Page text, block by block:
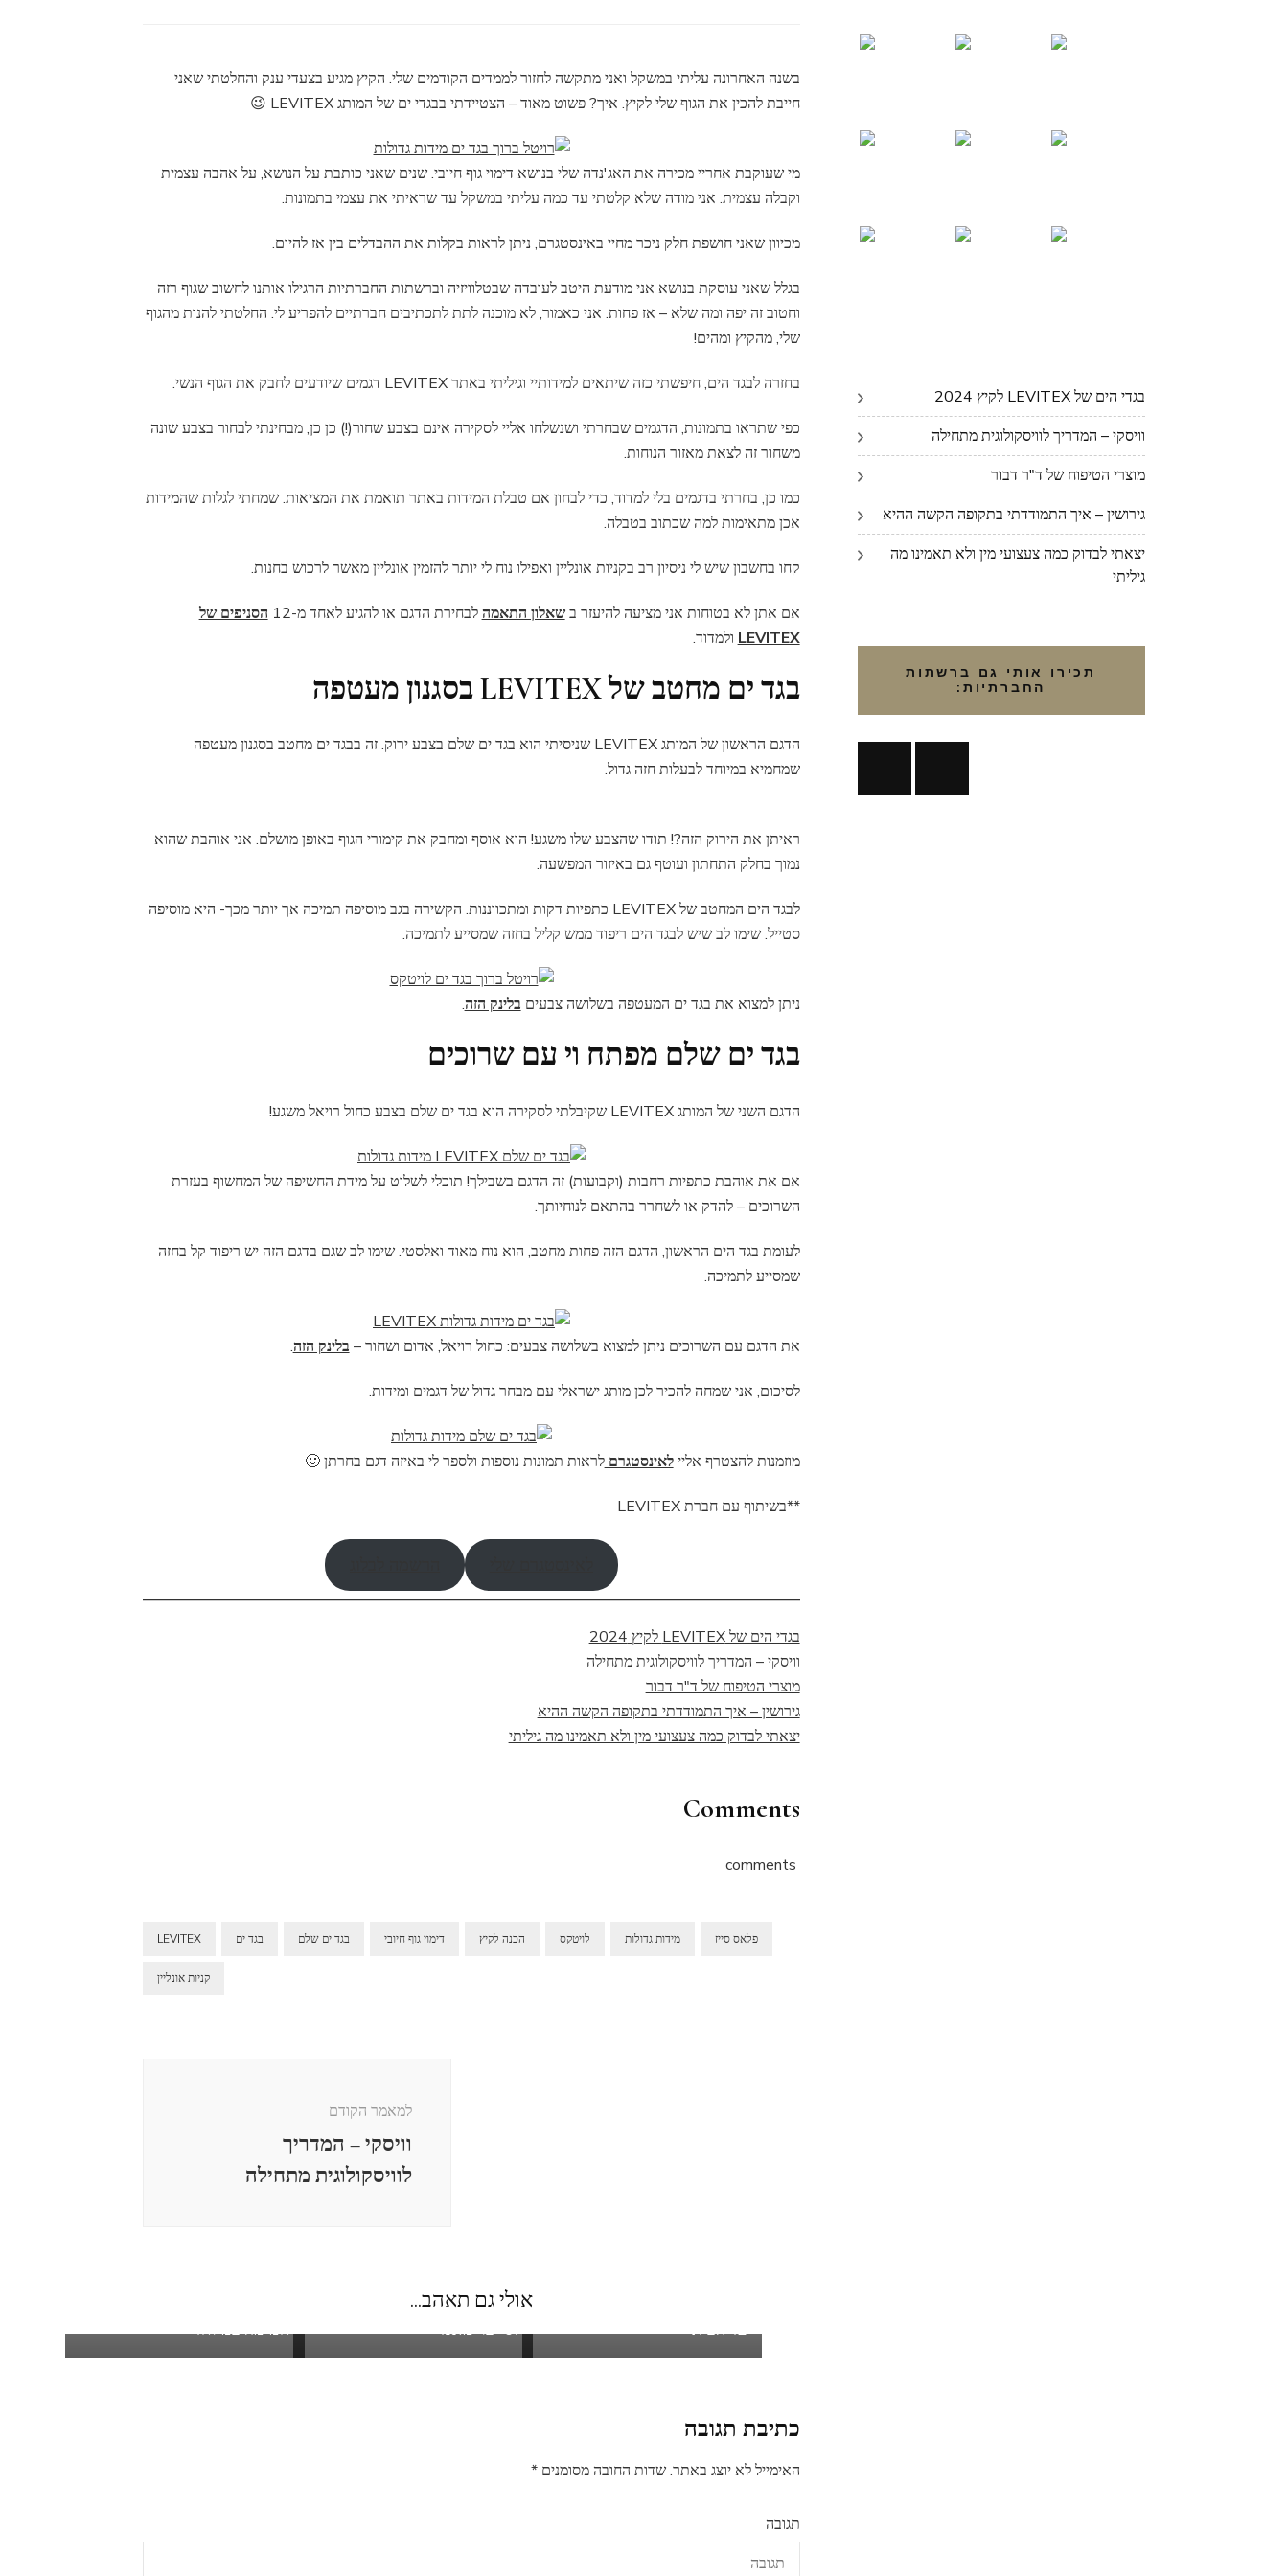
LEVITEX
2024
בשנה האחרונה עליתי במשקל ואני מתקשה לחזור לממדים הקודמים שלי. הקיץ מגיע בצעדי ענק והחלטתי שאני
חייבת להכין את הגוף שלי לקיץ. איך? פשוט מאוד – הצטיידתי בבגדי ים של המותג LEVITEX 😉
מי שעוקבת אחריי מכירה את האג'נדה שלי בנושא דימוי גוף חיובי. שנים שאני כותבת על הנושא, על אהבה עצמית
וקבלה עצמית. אני מודה שלא קלטתי עד כמה עליתי במשקל עד שראיתי את עצמי בתמונות.
מכיוון שאני חושפת חלק ניכר מחיי באינסטגרם, ניתן לראות בקלות את ההבדלים בין אז להיום.
בגלל שאני עוסקת בנושא אני מודעת היטב לעובדה שבטלוויזיה וברשתות החברתיות הרגילו אותנו לחשוב שגוף רזה
וחטוב זה יפה ומה שלא – אז פחות. אני כאמור, לא מוכנה לתת לתכתיבים חברתיים להפריע לי. החלטתי להנות מהגוף
שלי, מהקיץ ומהים!
בחזרה לבגד הים, חיפשתי כזה שיתאים למידותיי וגיליתי באתר LEVITEX דגמים שיודעים לחבק את הגוף הנשי.
כפי שתראו בתמונות, הדגמים שבחרתי ושנשלחו אליי לסקירה אינם בצבע שחור(!) כן כן, מבחינתי לבחור בצבע שונה
משחור זה לצאת מאזור הנוחות.
כמו כן, בחרתי בדגמים בלי למדוד, כדי לבחון אם טבלת המידות באתר תואמת את המציאות. שמחתי לגלות שהמידות
אכן מתאימות למה שכתוב בטבלה.
קחו בחשבון שיש לי ניסיון רב בקניות אונליין ואפילו נוח לי יותר להזמין אונליין מאשר לרכוש בחנות.
אם אתן לא בטוחות אני מציעה להיעזר בשאלון התאמהלבחירת הדגם או להגיע לאחד מ-12
הסניפים של
LEVITEX ולמדוד.
בגד ים מחטב של LEVITEX בסגנון מעטפה
הדגם הראשון של המותג LEVITEX שניסיתי הוא בגד ים שלם בצבע ירוק. זה בבגד ים מחטב בסגנון מעטפה
שמחמיא במיוחד לבעלות חזה גדול.
ראיתן את הירוק הזה?! תודו שהצבע שלו משגע! הוא אוסף ומחבק את קימורי הגוף באופן מושלם. אני אוהבת שהוא
נמוך בחלק התחתון ועוטף גם באיזור המפשעה.
לבגד הים המחטב של LEVITEX כתפיות דקות ומתכווננות. הקשירה בגב מוסיפה תמיכה אך יותר מכך- היא מוסיפה
סטייל. שימו לב שיש לבגד הים ריפוד ממש קליל בחזה שמסייע לתמיכה.
ניתן למצוא את בגד ים המעטפה בשלושה צבעים בלינק הזה.
בגד ים שלם מפתח וי עם שרוכים
הדגם השני של המותג LEVITEX שקיבלתי לסקירה הוא בגד ים שלם בצבע כחול רויאל משגע!
אם את אוהבת כתפיות רחבות (וקבועות) זה הדגם בשבילך! תוכלי לשלוט על מידת החשיפה של המחשוף בעזרת
השרוכים – להדק או לשחרר בהתאם לנוחיותך.
לעומת בגד הים הראשון, הדגם הזה פחות מחטב, הוא נוח מאוד ואלסטי. שימו לב שגם בדגם הזה יש ריפוד קל בחזה
שמסייע לתמיכה.
את הדגם עם השרוכים ניתן למצוא בשלושה צבעים: כחול רויאל, אדום ושחור – בלינק הזה.
לסיכום, אני שמחה להכיר לכן מותג ישראלי עם מבחר גדול של דגמים ומידות.
מוזמנות להצטרף אליילאינסטגרםלראות תמונות נוספות ולספר לי באיזה דגם בחרתן 🙂
**בשיתוף עם חברת LEVITEX
בגדי הים של LEVITEX לקיץ 2024
וויסקי – המדריך לוויסקולוגית מתחילה
מוצרי הטיפוח של ד"ר דבור
גירושין – איך התמודדתי בתקופה הקשה ההיא
יצאתי לבדוק כמה צעצועי מין ולא תאמינו מה גיליתי
Comments
LEVITEX בגד ים בגד ים שלם דימוי גוף חיובי הכנה לקיץ לויטקס מידות גדולות פלאס סייז
קניות אונליין
למאמר הקודם
וויסקי – המדריך
לוויסקולוגית מתחילה
אולי גם תאהב...
חמימה במיוחד
עדכון מבצעי בלאק פריידיי
וסייבר מאנדיי
עד הבית
כתיבת תגובה
האימייל לא יוצג באתר. שדות החובה מסומנים*
תגובה
בגדי הים של LEVITEX לקיץ 2024
וויסקי – המדריך לוויסקולוגית מתחילה
מוצרי הטיפוח של ד"ר דבור
גירושין – איך התמודדתי בתקופה הקשה ההיא
יצאתי לבדוק כמה צעצועי מין ולא תאמינו מה
גיליתי
תכירו אותי גם ברשתות
החברתיות: